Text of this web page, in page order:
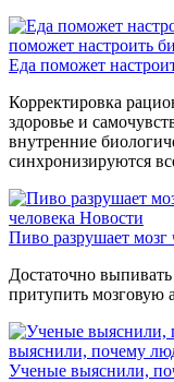
поможет настроить
Еда поможет
Корректировка
здоровье и
внутренние
синхронизируются
человека Новости
Пиво разрушает мозг
Достаточно
притупить мозговую
выяснили, почему
Ученые выяснили,